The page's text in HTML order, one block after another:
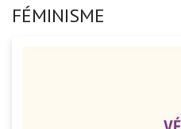
FÉMINISME